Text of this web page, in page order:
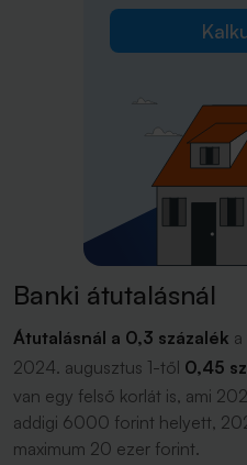
Banki átutalásnál
Átutalásnál a 0,3 százalék
2024. augusztus 1-től 0,45
van egy felső korlát is, ami
addigi 6000 forint helyett,
maximum 20 ezer forint.